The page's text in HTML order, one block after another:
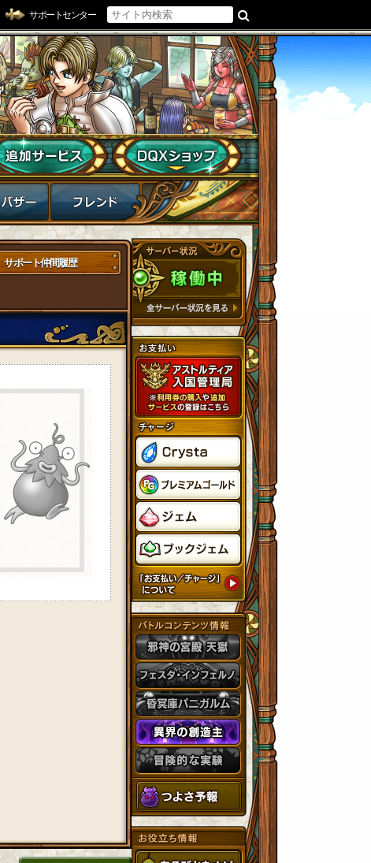
サポートセンター
サポート仲間履歴